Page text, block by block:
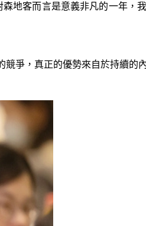
地客而言是意義非凡的一年，
爭，真正的優勢來自於持續的